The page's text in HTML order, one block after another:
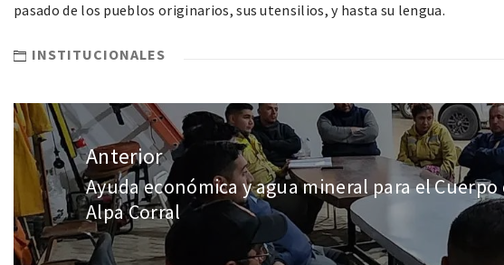
pasado de los pueblos originarios, sus utensilios, y hasta su lengua.
INSTITUCIONALES
Anterior
Ayuda económica y agua mineral para el
Alpa Corral